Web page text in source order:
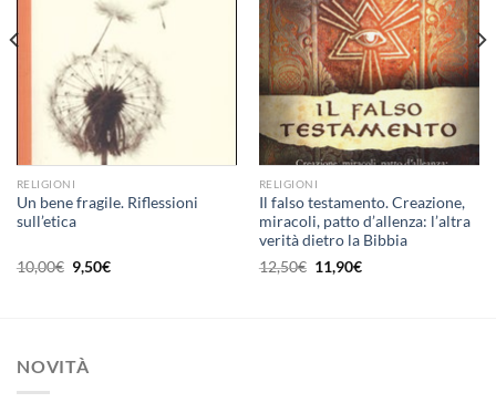
RELIGIONI
Un bene fragile. Riflessioni
sull’etica
10,00€ Il
prezzo
9,50€Il
RELIGIONI
Il falso testamento. Creazione,
miracoli, patto d’allenza: l’altra
verità dietro la Bibbia
12,50€ Il
prezzo
11,90€Il
NOVITÀ